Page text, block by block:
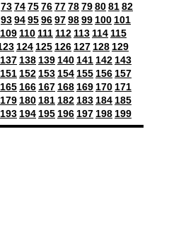
73747576777879808182
93949596979899 100 101
109 110 111 112 113 114 115
124 125 126 127 128 129
137 138 139 140 141 142 143
151 152 153 154 155 156 157
165 166 167 168 169 170 171
179 180 181 182 183 184 185
193 194 195 196 197 198 199